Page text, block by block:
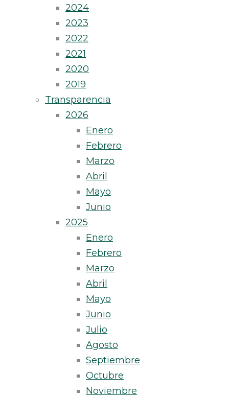
2024
2023
2022
2021
2020
2019
Transparencia
2026
Enero
Febrero
Marzo
Abril
Mayo
Junio
2025
Enero
Febrero
Marzo
Abril
Mayo
Junio
Julio
Agosto
Septiembre
Octubre
Noviembre